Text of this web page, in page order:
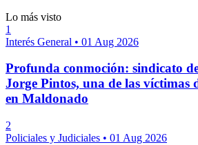
Lo más visto
1
Interés General • 01 Aug 2026
Profunda conmoción: sindicato
Jorge Pintos, una de las víctimas
en Maldonado
2
Policiales y Judiciales • 01 Aug 2026